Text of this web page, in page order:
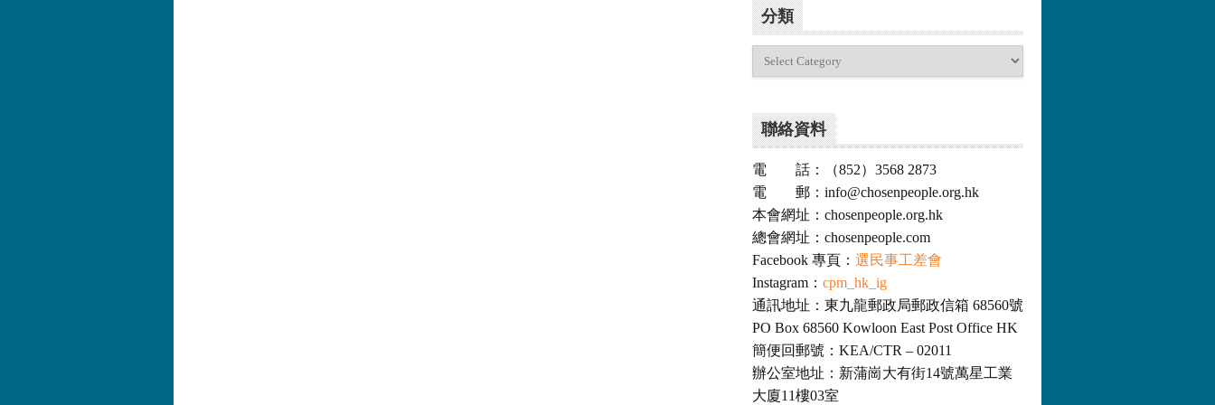
分類
聯絡資料
電 話：（852）3568 2873
電 郵：info@chosenpeople.org.hk
本會網址：chosenpeople.org.hk
總會網址：chosenpeople.com
Facebook 專頁： 選民事工差會
Instagram： cpm_hk_ig
通訊地址：東九龍郵政局郵政信箱 68560號
PO Box 68560 Kowloon East Post Office HK
簡便回郵號：KEA/CTR – 02011
辦公室地址：新蒲崗大有街14號萬星工業
大廈11樓03室